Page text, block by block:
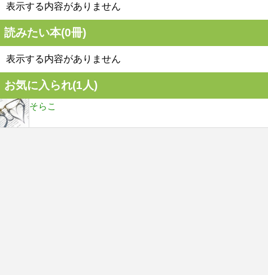
表示する内容がありません
読みたい本(0冊)
表示する内容がありません
お気に入られ(1人)
そらこ